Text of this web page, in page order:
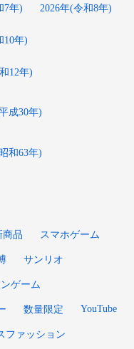
7年) 2026年(令和8年)
10年)
12年)
成30年)
和63年)
商品 スマホゲーム
サンリオ
ゲーム
数量限定 YouTube
ファッション